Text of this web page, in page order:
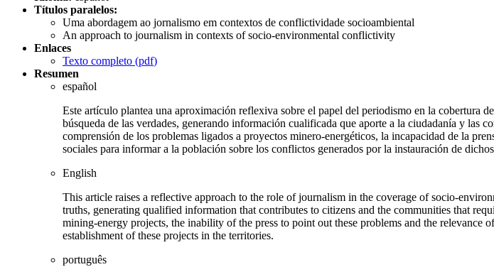
Títulos paralelos:
Uma abordagem ao jornalismo em contextos de conflictividade socioambiental
An approach to journalism in contexts of socio-environmental conflictivity
Enlaces
Texto completo (pdf)
Resumen
español
Este artículo plantea una aproximación reflexiva sobre el papel del periodismo en la cobertura
búsqueda de las verdades, generando información cualificada que aporte a la ciudadanía y las
comprensión de los problemas ligados a proyectos minero-energéticos, la incapacidad de la
sociales para informar a la población sobre los conflictos generados por la instauración de
English
This article raises a reflective approach to the role of journalism in the coverage of socio-
truths, generating qualified information that contributes to citizens and the communities that
mining-energy projects, the inability of the press to point out these problems and the
establishment of these projects in the territories.
português